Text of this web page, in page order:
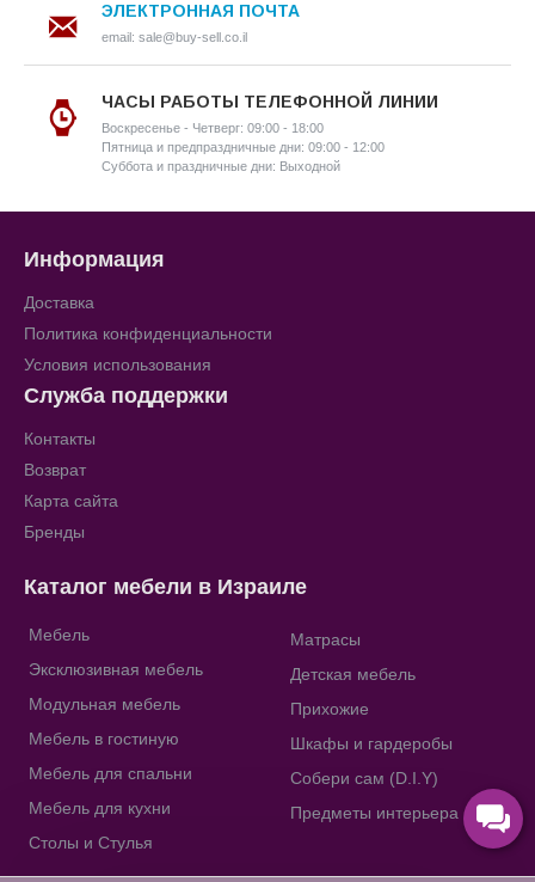
ЭЛЕКТРОННАЯ ПОЧТА
email: sale@buy-sell.co.il
ЧАСЫ РАБОТЫ ТЕЛЕФОННОЙ ЛИНИИ
Воскресенье - Четверг: 09:00 - 18:00
Пятница и предпраздничные дни: 09:00 - 12:00
Суббота и праздничные дни: Выходной
Информация
Доставка
Политика конфиденциальности
Условия использования
Служба поддержки
Контакты
Возврат
Карта сайта
Бренды
Каталог мебели в Израиле
Мебель
Эксклюзивная мебель
Модульная мебель
Мебель в гостиную
Мебель для спальни
Мебель для кухни
Столы и Стулья
Матрасы
Детская мебель
Прихожие
Шкафы и гардеробы
Собери сам (D.I.Y)
Предметы интерьера